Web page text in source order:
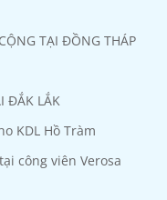
TẠI ĐỒNG THÁP
ĐẮK LẮK
KDL Hồ Tràm
công viên Verosa